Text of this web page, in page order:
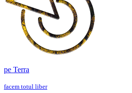
pe Terra
facem totul liber